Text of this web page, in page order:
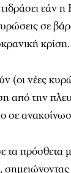
εάν
σε
κρίση.
(οι νέες
από την
σε
πρόσθετα